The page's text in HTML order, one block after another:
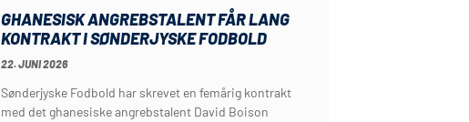
GHANESISK ANGREBSTALENT FÅR LANG
KONTRAKT I SØNDERJYSKE FODBOLD
22. JUNI 2026
Sønderjyske Fodbold har skrevet en femårig kontrakt
med det ghanesiske angrebstalent David Boison